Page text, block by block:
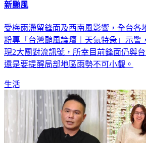
新颱風
受梅雨滯留鋒面及西南風影響，全台各
粉專「台灣颱風論壇｜天氣特急」示警
現2大團對流訊號，所幸目前鋒面仍與
還是要提醒局部地區雨勢不可小覷。
生活